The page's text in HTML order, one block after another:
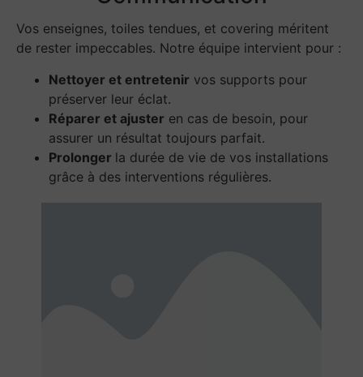
Vos enseignes, toiles tendues, et covering méritent
de rester impeccables. Notre équipe intervient pour :
Nettoyer et entretenir vos supports pour
préserver leur éclat.
Réparer et ajuster en cas de besoin, pour
assurer un résultat toujours parfait.
Prolonger la durée de vie de vos installations
grâce à des interventions régulières.